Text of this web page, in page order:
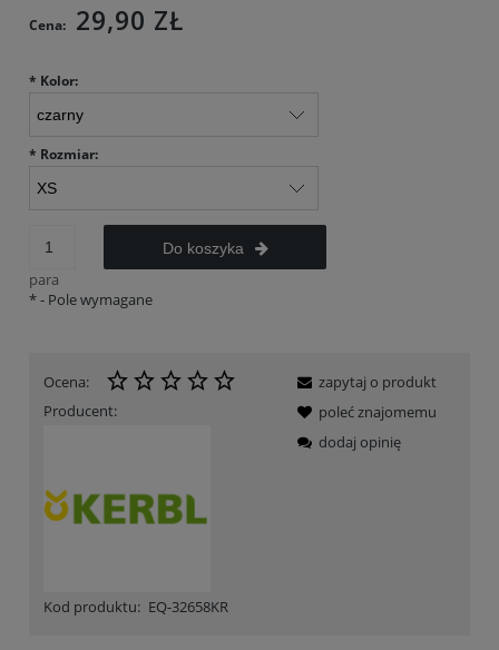
Cena: 29,90 ZŁ
* Kolor:
* Rozmiar:
para
Do koszyka
*- Pole wymagane
Ocena:
Producent:
Kod produktu: EQ-32658KR
zapytaj o produkt
poleć znajomemu
dodaj opinię